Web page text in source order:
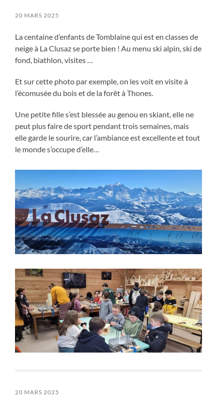
20 MARS 2025
La centaine d’enfants de Tomblaine qui est en classes de
neige à La Clusaz se porte bien ! Au menu ski alpin, ski de
fond, biathlon, visites …
Et sur cette photo par exemple, on les voit en visite à
l’écomusée du bois et de la forêt à Thones.
Une petite fille s’est blessée au genou en skiant, elle ne
peut plus faire de sport pendant trois semaines, mais
elle garde le sourire, car l’ambiance est excellente et tout
le monde s’occupe d’elle…
20 MARS 2025